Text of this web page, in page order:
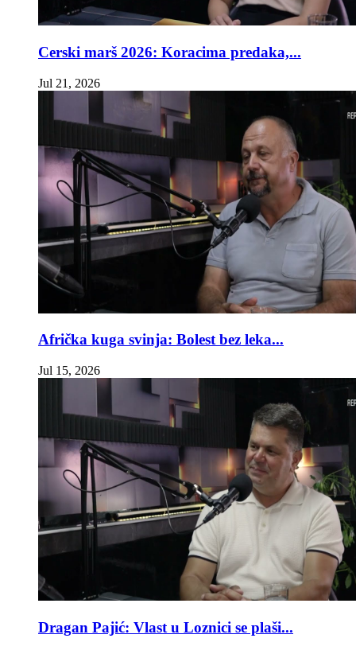
Cerski marš 2026: Koracima predaka,...
Jul 21, 2026
Afrička kuga svinja: Bolest bez leka...
Jul 15, 2026
Dragan Pajić: Vlast u Loznici se plaši...